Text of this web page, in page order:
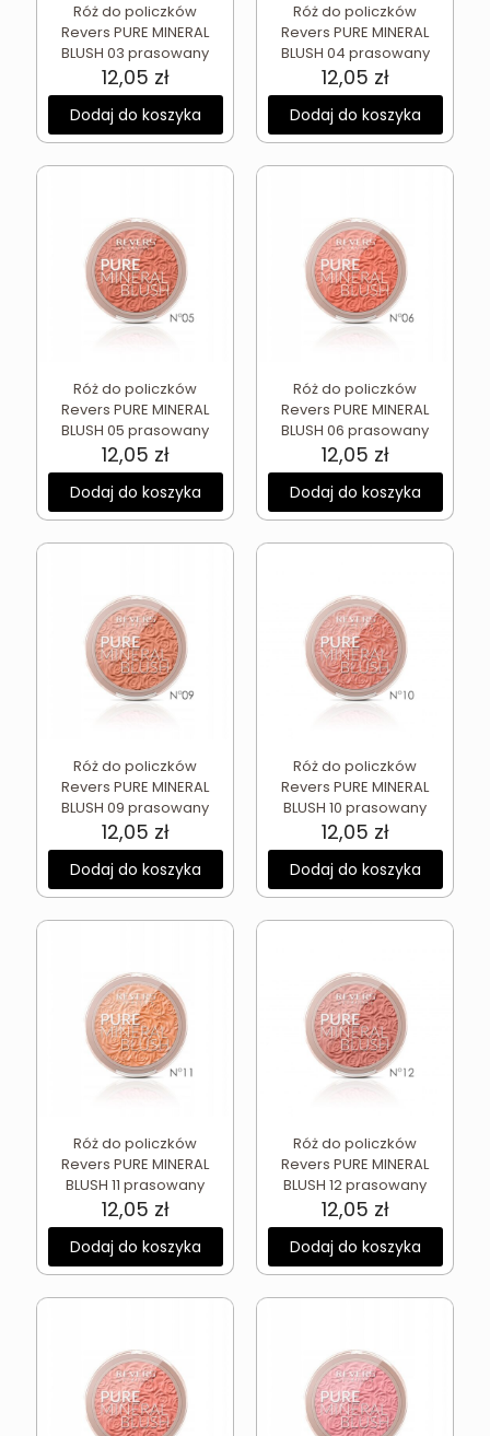
Róż do policzków
Revers PURE MINERAL
BLUSH 03 prasowany
12,05 zł
Dodaj do koszyka
Róż do policzków
Revers PURE MINERAL
BLUSH 04 prasowany
12,05 zł
Dodaj do koszyka
Róż do policzków
Revers PURE MINERAL
BLUSH 05 prasowany
12,05 zł
Dodaj do koszyka
Róż do policzków
Revers PURE MINERAL
BLUSH 06 prasowany
12,05 zł
Dodaj do koszyka
Róż do policzków
Revers PURE MINERAL
BLUSH 09 prasowany
12,05 zł
Dodaj do koszyka
Róż do policzków
Revers PURE MINERAL
BLUSH 10 prasowany
12,05 zł
Dodaj do koszyka
Róż do policzków
Revers PURE MINERAL
BLUSH 11 prasowany
12,05 zł
Dodaj do koszyka
Róż do policzków
Revers PURE MINERAL
BLUSH 12 prasowany
12,05 zł
Dodaj do koszyka